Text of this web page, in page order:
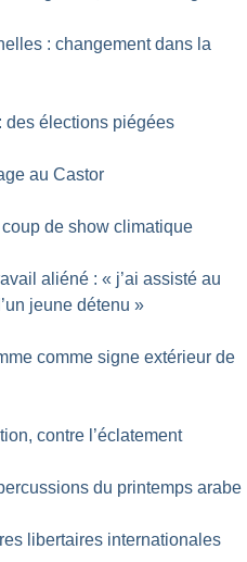
: changement dans la
des élections piégées
au Castor
de show climatique
aliéné : « j’ai assisté au
jeune détenu »
comme signe extérieur de
contre l’éclatement
du printemps arabe
libertaires internationales